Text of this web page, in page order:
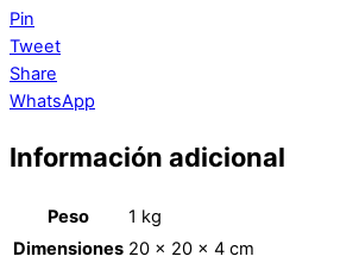
Pin
Tweet
Share
WhatsApp
Información adicional
Peso
1 kg
Dimensiones 20 × 20 × 4 cm